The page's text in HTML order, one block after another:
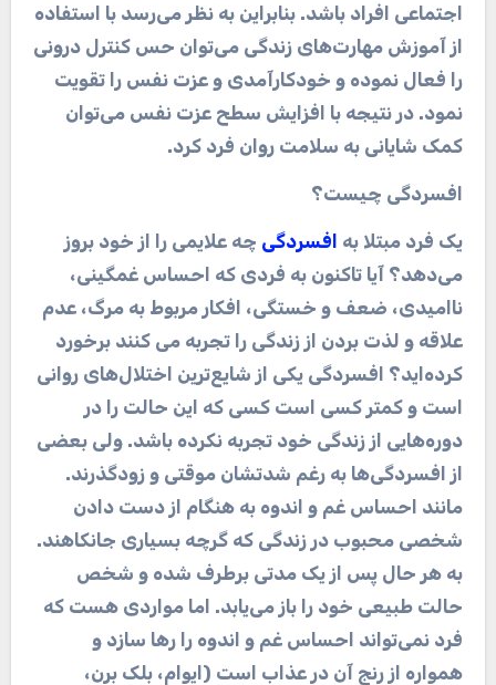
اجتماعی افراد باشد. بنابراین به نظر می‌رسد با استفاده
از آموزش مهارت‌های زندگی می‌توان حس کنترل درونی
را فعال نموده و خودکارآمدی و عزت نفس را تقویت
نمود. در نتیجه با افزایش سطح عزت نفس می‌توان
کمک شایانی به سلامت روان فرد کرد.
افسردگی چیست؟
یک فرد مبتلا به افسردگی چه علایمی را از خود بروز
می‌دهد؟ آیا تاکنون به فردی که احساس غمگینی،
ناامیدی، ضعف و خستگی، افکار مربوط به مرگ، عدم
علاقه و لذت بردن از زندگی را تجربه می کنند برخورد
کرده‌اید؟ افسردگی یکی از شایع‌ترین اختلال‌های روانی
است و کمتر کسی است کسی که این حالت را در
دوره‌هایی از زندگی خود تجربه نکرده باشد. ولی بعضی
از افسردگی‌ها به رغم شدتشان موقتی و زودگذرند.
مانند احساس غم و اندوه به هنگام از دست دادن
شخصی محبوب در زندگی که گرچه بسیاری جانکاهند.
به هر حال پس از یک مدتی برطرف شده و شخص
حالت طبیعی خود را باز می‌یابد. اما مواردی هست که
فرد نمی‌تواند احساس غم و اندوه را رها سازد و
همواره از رنج آن در عذاب است (ایوام، بلک برن،